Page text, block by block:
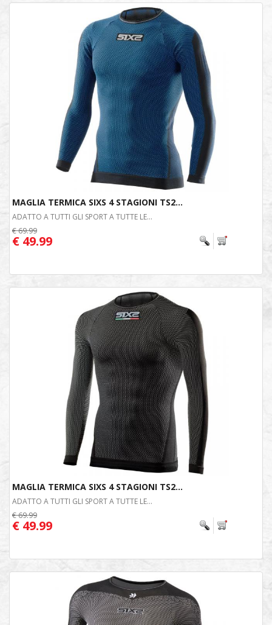
MAGLIA TERMICA SIXS 4 STAGIONI TS2...
ADATTO A TUTTI GLI SPORT A TUTTE LE...
€ 69.99
€ 49.99
MAGLIA TERMICA SIXS 4 STAGIONI TS2...
ADATTO A TUTTI GLI SPORT A TUTTE LE...
€ 69.99
€ 49.99